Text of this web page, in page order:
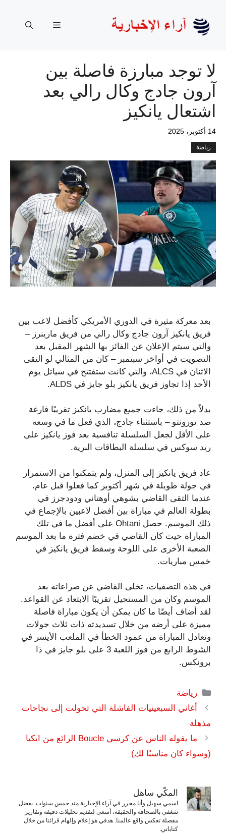
المحتوى
القائمة
لا توجد مبارزة فاصلة بين
آرون جادج وكال رالي بعد
اشتعال يانكيز
14 أكتوبر، 2025
رياضة
بعد معركة مثيرة في الدوري الأمريكي كأفضل لاعب بين
فريق يانكيز آرون جادج وكال رالي من فريق مارينرز –
والتي سيتم الإعلان عن الفائز بها الشهر المقبل بعد
التصويت في أواخر سبتمبر – كان من المثالي لو التقى
الاثنان في ALCS، والتي كانت ستفتتح في سياتل يوم
الأحد إذا تجاوز فريق يانكيز بلو جايز في ALDS.
بدلاً من ذلك، جاءت جميع مضارب يانكيز تقريبًا فارغة
ضد تورونتو – باستثناء جادج، الذي فعل ما في وسعه
على الأقل لجعل السلسلة تنافسية بعد فوز يانكيز على
ريد سوكس في سلسلة البطاقات البرية.
عاد فريق يانكيز إلى المنزل، ولم يتمكنوا من الاستمرار
في جولة طويلة في شهر أكتوبر كما فعلوا قبل عام،
عندما التقى القاضي بشوهي أوهتاني ودودجرز في
بطولة العالم في مباراة بين أفضل لاعبين بالإجماع في
ذلك الموسم. حصل Ohtani على أفضل ما في تلك
المباراة حيث كان القاضي في خضم فترة ما بعد الموسم
الصعبة الأخرى على اللوحة وسقط فريق يانكيز في
خمس مباريات.
في هذه التصفيات، تخلى القاضي عن صراعاته بعد
الموسم وكان من المستحيل تقريبًا الابتعاد عن القواعد.
لقد أضاف أيضًا ما كان يمكن أن يكون مباراة فاصلة
مميزة على أرضه من خلال تسديدته ذات ثلاث جولات
وتعادل المباراة من عمود الخطأ في الملعب الأيسر في
الشوط الرابع من فوز اللعبة 3 على بلو جايز في ذا
برونكس.
التصنيفات
رياضة
أغاني السبعينيات الفاشلة التي تحولت إلى نجاحات
مذهلة
ما يقوله الناس عن كرسي Boucle الرائع من ايكيا
(وسواء كان مناسبًا لك)
المكّي ساهل
اسمي سهيل وأنا محرر في آراء الإخبارية منذ خمس سنوات. بفضل
شغفي بالصحافة والحقيقة، أسعى لتقديم تحليلات دقيقة وتقارير
مفصلة تعكس واقع عالمنا. هدفي هو إعلام وإلهام قرائنا من خلال
كتاباتي.